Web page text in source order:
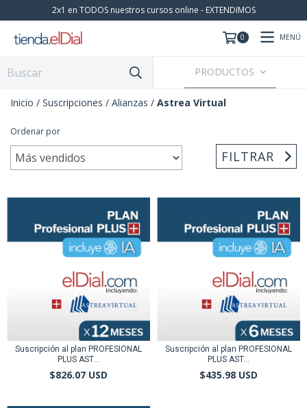
2x1 en TODOS nuestros cursos online - EXTENDIMOS
0 MENÚ
PRODUCTOS
Inicio / Suscripciones / Alianzas / Astrea Virtual
Ordenar por
FILTRAR
Suscripción al plan PROFESIONAL
PLUS AST...
$826.07 USD
Suscripción al plan PROFESIONAL
PLUS AST...
$435.98 USD